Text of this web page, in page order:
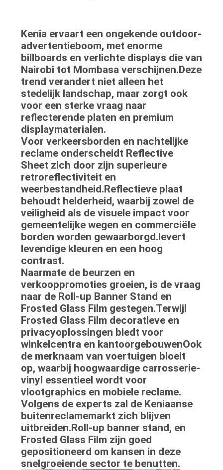
SITEMAP
PRIVACY
POLICY
Kenia ervaart een ongekende outdoor-
advertentieboom, met enorme
billboards en verlichte displays die van
Nairobi tot Mombasa verschijnen.Deze
trend verandert niet alleen het
stedelijk landschap, maar zorgt ook
voor een sterke vraag naar
reflecterende platen en premium
displaymaterialen.
Voor verkeersborden en nachtelijke
reclame onderscheidt Reflective
Sheet zich door zijn superieure
retroreflectiviteit en
weerbestandheid.Reflectieve plaat
behoudt helderheid, waarbij zowel de
veiligheid als de visuele impact voor
gemeentelijke wegen en commerciële
borden worden gewaarborgd.levert
levendige kleuren en een hoog
contrast.
Naarmate de beurzen en
verkooppromoties groeien, is de vraag
naar de Roll-up Banner Stand en
Frosted Glass Film gestegen.Terwijl
Frosted Glass Film decoratieve en
privacyoplossingen biedt voor
winkelcentra en kantoorgebouwenOok
de merknaam van voertuigen bloeit
op, waarbij hoogwaardige carrosserie-
vinyl essentieel wordt voor
vlootgraphics en mobiele reclame.
Volgens de experts zal de Keniaanse
buitenreclamemarkt zich blijven
uitbreiden.Roll-up banner stand, en
Frosted Glass Film zijn goed
gepositioneerd om kansen in deze
snelgroeiende sector te benutten.